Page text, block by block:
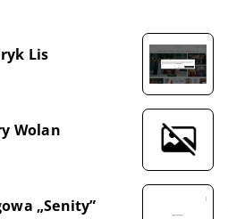
Lis
Wolan
„Senity”